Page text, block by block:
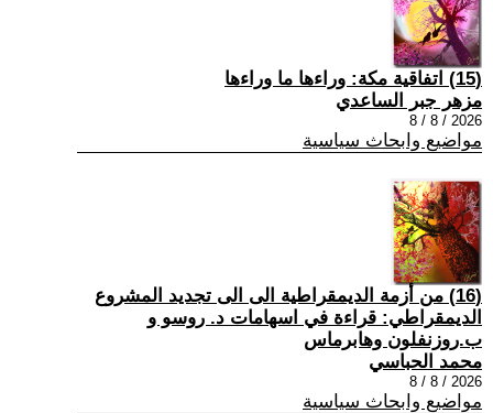
(15) اتفاقية مكة: وراءها ما وراءها
مزهر جبر الساعدي
2026 / 8 / 8
مواضيع وابحاث سياسية
(16) من أزمة الديمقراطية الى الى تجديد المشروع
الديمقراطي: قراءة في اسهامات د. روسو و
ب.روزنفلون وهابرماس
محمد الحباسي
2026 / 8 / 8
مواضيع وابحاث سياسية